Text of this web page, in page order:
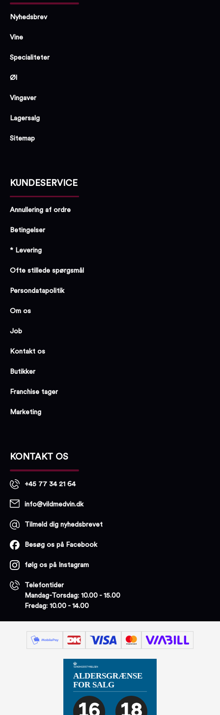
Nyhedsbrev
Vine
Specialiteter
Øl
Vingaver
Lagersalg
Sitemap
KUNDESERVICE
Annullering af ordre
Betingelser
* Levering
Ofte stillede spørgsmål
Persondatapolitik
Om os
Job
Kontakt os
Butikker
Franchise tager
Marketing
KONTAKT OS
+45 77 34 21 64
info@vildmedvin.dk
Tilmeld dig nyhedsbrevet
Besøg os på Facebook
følg os på Instagram
Telefontider
Mandag-Torsdag: 10.00 - 15.00
Fredag: 10.00 - 14.00